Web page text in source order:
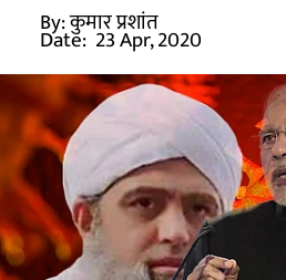
By:कुमार प्रशांत
Date: 23 Apr, 2020